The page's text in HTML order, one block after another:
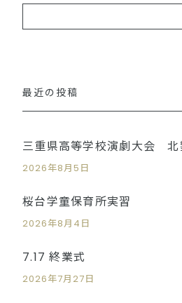
最近の投稿
三重県高等学校演劇大会 北
2026年8月5日
桜台学童保育所実習
2026年8月4日
7.17 終業式
2026年7月27日